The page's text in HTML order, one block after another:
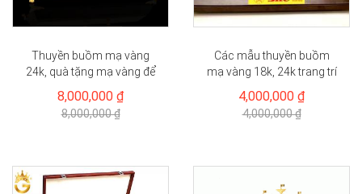
Thuyền buồm mạ vàng
24k, quà tặng mạ vàng để
bàn
8,000,000 ₫
8,000,000 ₫
Các mẫu thuyền buồm
mạ vàng 18k, 24k trang trí
phong thủy
4,000,000 ₫
4,000,000 ₫